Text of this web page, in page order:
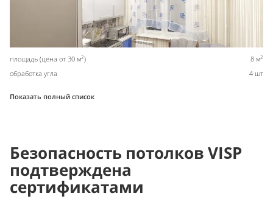
площадь (цена от 30 м2) 8 м2
обработка угла 4 шт
Показать полный список
Безопасность потолков VISP
подтверждена
сертификатами